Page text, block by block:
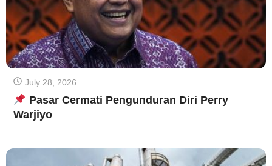
July 28, 2026
Pasar Cermati Pengunduran Diri Perry
Warjiyo